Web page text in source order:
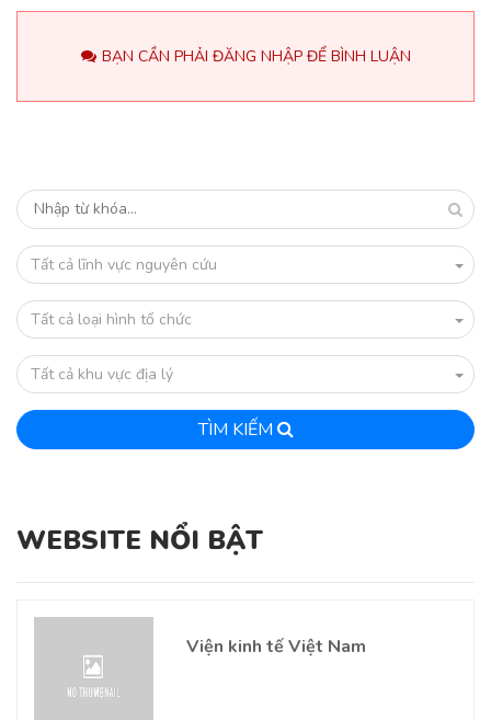
BẠN CẦN PHẢI ĐĂNG NHẬP ĐỂ BÌNH LUẬN
Tất cả lĩnh vực nguyên cứu
Tất cả loại hình tổ chức
Tất cả khu vực địa lý
TÌM KIẾM
WEBSITE NỔI BẬT
Viện kinh tế Việt Nam